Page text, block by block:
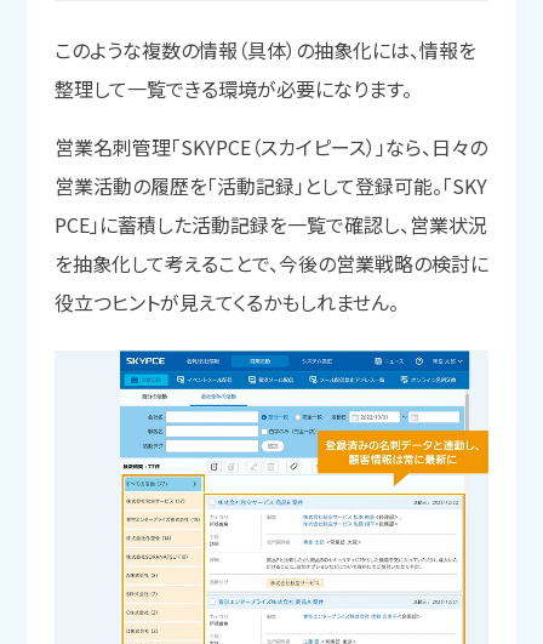
このような複数の情報（具体）の抽象化には、情報を
整理して一覧できる環境が必要になります。
営業名刺管理「SKYPCE（スカイピース）」なら、日々の
営業活動の履歴を「活動記録」として登録可能。「SKY
PCE」に蓄積した活動記録を一覧で確認し、営業状況
を抽象化して考えることで、今後の営業戦略の検討に
役立つヒントが見えてくるかもしれません。